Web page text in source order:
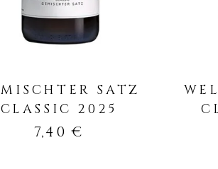
SATZ
CLASSIC 2025
7,40€